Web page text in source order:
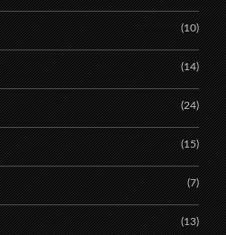
(10)
(14)
(24)
(15)
(7)
(13)